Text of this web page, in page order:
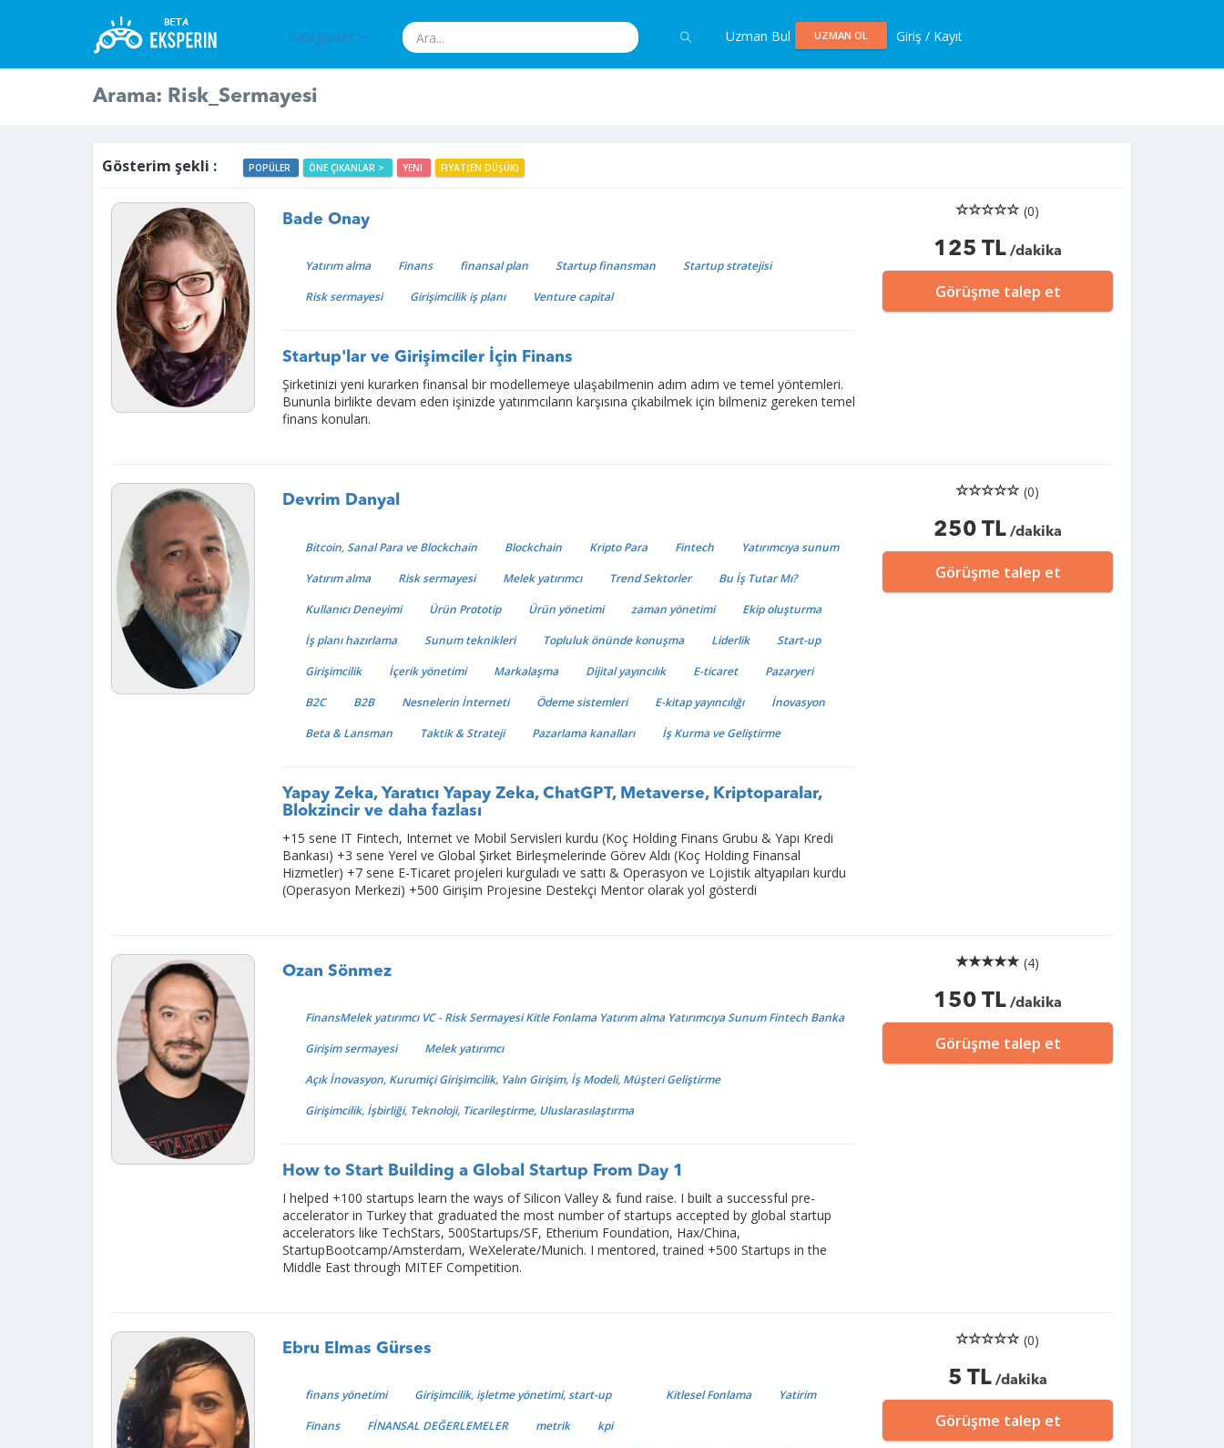
Kategoriler Uzman Bul UZMAN OL Giriş / Kayıt
Arama: Risk_Sermayesi
Gösterim şekli : POPÜLER ÖNE ÇIKANLAR > YENI FIYAT(EN DÜŞÜK)
Bade Onay
Yatırım alma Finans finansal plan Startup finansman
Startup stratejisi
Risk sermayesi
Girişimcilik iş planı Venture capital
Startup'lar ve Girişimciler İçin Finans
Şirketinizi yeni kurarken finansal bir modellemeye ulaşabilmenin adım adım ve temel yöntemleri.
Bununla birlikte devam eden işinizde yatırımcıların karşısına çıkabilmek için bilmeniz gereken temel
finans konuları.
(0)
125 TL /dakika
Görüşme talep et
Devrim Danyal
Bitcoin, Sanal Para ve Blockchain Blockchain Kripto Para Fintech
Yatırımcıya sunum
Yatırım alma
Risk sermayesi Melek yatırımcı Trend Sektorler
Bu İş Tutar Mı?
Kullanıcı Deneyimi
Ürün Prototip Ürün yönetimi zaman yönetimi
Ekip oluşturma
İş planı hazırlama
Sunum teknikleri Topluluk önünde konuşma Liderlik
Start-up
Girişimcilik
İçerik yönetimi Markalaşma Dijital yayıncılık E-ticaret
Pazaryeri
B2C
B2B Nesnelerin İnterneti Ödeme sistemleri E-kitap yayıncılığı
İnovasyon
Beta & Lansman
Taktik & Strateji Pazarlama kanalları İş Kurma ve Geliştirme
Yapay Zeka, Yaratıcı Yapay Zeka, ChatGPT, Metaverse, Kriptoparalar,
Blokzincir ve daha fazlası
+15 sene IT Fintech, Internet ve Mobil Servisleri kurdu (Koç Holding Finans Grubu & Yapı Kredi
Bankası) +3 sene Yerel ve Global Şirket Birleşmelerinde Görev Aldı (Koç Holding Finansal
Hizmetler) +7 sene E-Ticaret projeleri kurguladı ve sattı & Operasyon ve Lojistik altyapıları kurdu
(Operasyon Merkezi) +500 Girişim Projesine Destekçi Mentor olarak yol gösterdi
(0)
250 TL /dakika
Görüşme talep et
Ozan Sönmez
FinansMelek yatırımcı VC - Risk Sermayesi Kitle Fonlama Yatırım alma Yatırımcıya Sunum Fintech Banka
Girişim sermayesi
Melek yatırımcı
Açık İnovasyon, Kurumiçi Girişimcilik, Yalın Girişim, İş Modeli, Müşteri Geliştirme
Girişimcilik, İşbirliği, Teknoloji, Ticarileştirme, Uluslarasılaştırma
How to Start Building a Global Startup From Day 1
I helped +100 startups learn the ways of Silicon Valley & fund raise. I built a successful pre-
accelerator in Turkey that graduated the most number of startups accepted by global startup
accelerators like TechStars, 500Startups/SF, Etherium Foundation, Hax/China,
StartupBootcamp/Amsterdam, WeXelerate/Munich. I mentored, trained +500 Startups in the
Middle East through MITEF Competition.
(4)
150 TL /dakika
Görüşme talep et
Ebru Elmas Gürses
finans yönetimi Girişimcilik, işletme yönetimi, start-up Kitlesel Fonlama
Yatirim
Finans
FİNANSAL DEĞERLEMELER metrik
kpi
(0)
5 TL /dakika
Görüşme talep et